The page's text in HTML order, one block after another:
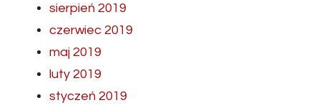
sierpień 2019
czerwiec 2019
maj 2019
luty 2019
styczeń 2019